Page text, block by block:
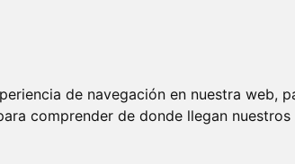
de navegación en nuestra web,
comprender de donde llegan